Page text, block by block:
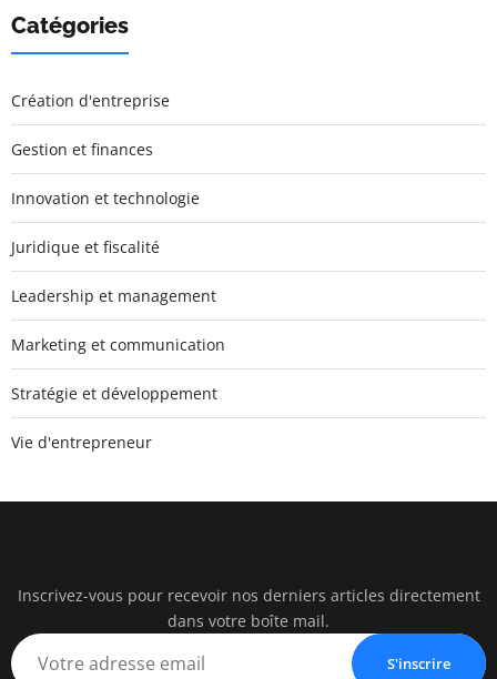
Catégories
Création d'entreprise
Gestion et finances
Innovation et technologie
Juridique et fiscalité
Leadership et management
Marketing et communication
Stratégie et développement
Vie d'entrepreneur
Business
Inscrivez-vous pour recevoir nos derniers articles directement
dans votre boîte mail.
S'inscrire